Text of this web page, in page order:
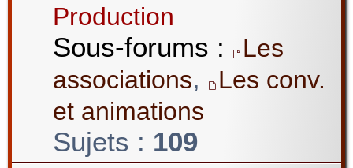
Production
Sous-forums :
Les
associations,
Les conv.
et animations
Sujets : 109